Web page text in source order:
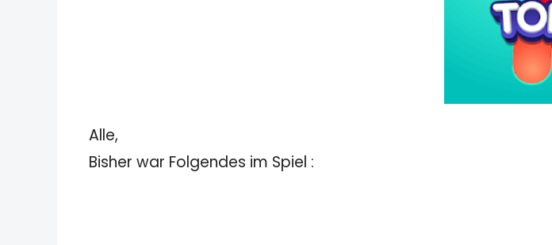
Alle,
Bisher war Folgendes im Spiel :